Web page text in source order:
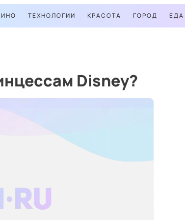
ТЕХНОЛОГИИ КРАСОТА ГОРОД ЕДА
Disney?